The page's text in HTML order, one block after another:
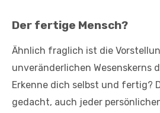
Der fertige Mensch?
Ähnlich fraglich ist die
unveränderlichen Wesenskerns
Erkenne dich selbst und fertig?
gedacht, auch jeder